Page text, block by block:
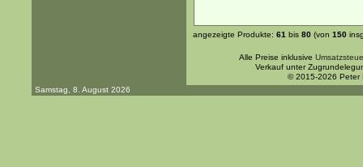
angezeigte Produkte: 61 bis 80 (von 150
Alle Preise inklusive
Verkauf unter
© 2015-2026 Peter
Samstag, 8. August 2026